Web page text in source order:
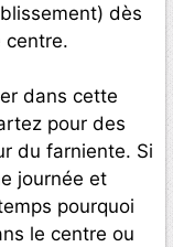
dès
centre.
dans cette
pour des
du farniente. Si
journée et
pourquoi
le centre ou